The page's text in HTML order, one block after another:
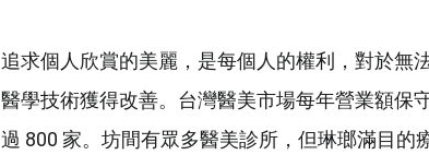
追求個人欣賞的美麗，是每個人的權利，對於無
醫學技術獲得改善。台灣醫美市場每年營業額保
過 800 家。坊間有眾多醫美診所，但琳瑯滿目